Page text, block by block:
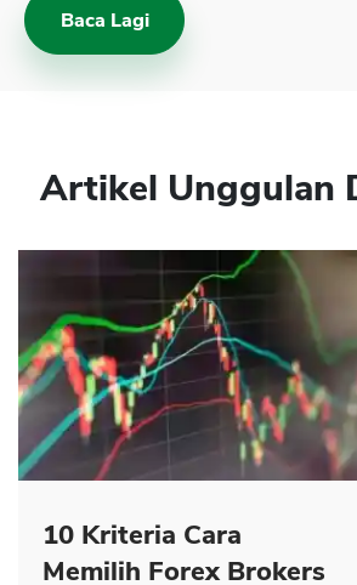
Baca Lagi
Artikel Unggulan
10 Kriteria Cara
Memilih Forex Brokers